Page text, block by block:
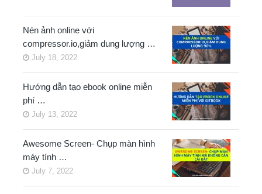
Nén ảnh online với
compressor.io,giảm dung lượng …
July 18, 2022
Hướng dẫn tạo ebook online miễn
phí …
July 13, 2022
Awesome Screen- Chụp màn hình
máy tính …
July 7, 2022